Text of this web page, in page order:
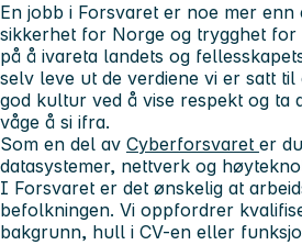
En jobb i Forsvaret er noe mer
sikkerhet for Norge og trygghet
på å ivareta landets og
selv leve ut de verdiene vi er satt
god kultur ved å vise respekt og
våge å si ifra.
Som en del av Cyberforsvaret er
datasystemer, nettverk og
I Forsvaret er det ønskelig at
befolkningen. Vi oppfordrer
bakgrunn, hull i CV-en eller